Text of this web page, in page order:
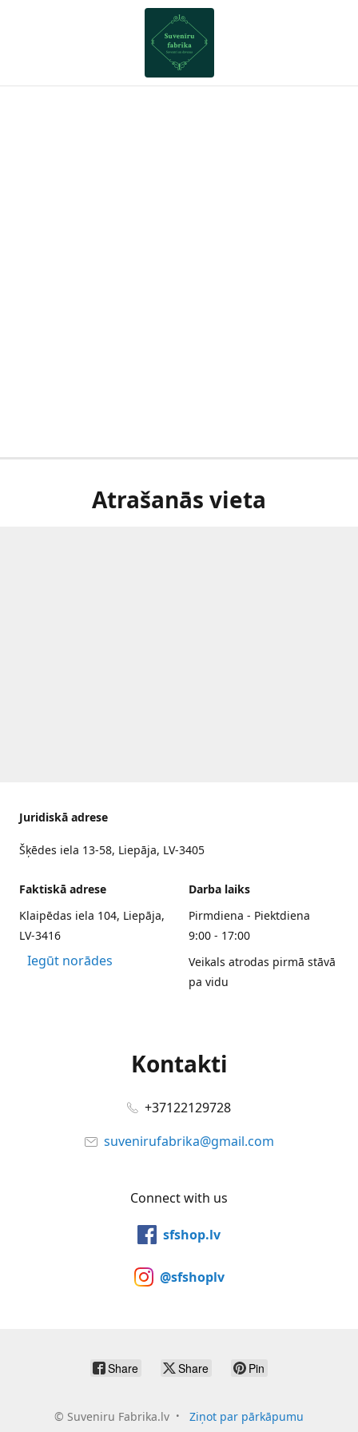
Atrašanās vieta
Juridiskā adrese
Šķēdes iela 13-58, Liepāja, LV-3405
Faktiskā adrese
Klaipēdas iela 104, Liepāja,
LV-3416
Iegūt norādes
Darba laiks
Pirmdiena - Piektdiena
9:00 - 17:00
Veikals atrodas pirmā stāvā
pa vidu
Kontakti
+37122129728
suvenirufabrika@gmail.com
Connect with us
sfshop.lv
@sfshoplv
Share Share Pin
© Suveniru Fabrika.lv Ziņot par pārkāpumu